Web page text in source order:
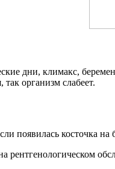
дни, климакс,
организм слабеет.
рентгенологическом